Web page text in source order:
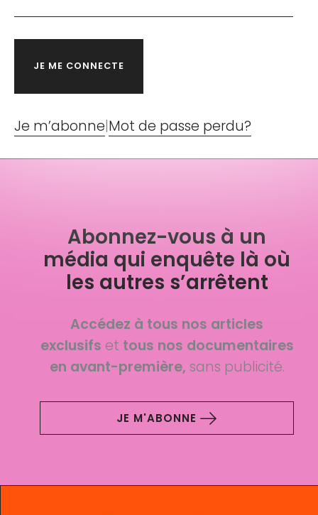
Je m’abonne|Mot de passe perdu?
Abonnez-vous à un
média qui enquête là où
les autres s’arrêtent
Accédez à tous nos articles
exclusifs et tous nos documentaires
en avant-première, sans publicité.
JE M'ABONNE